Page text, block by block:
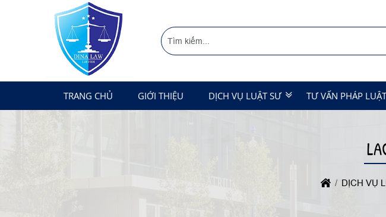
TRANG CHỦ GIỚI THIỆU DỊCH VỤ LUẬT SƯ TƯ VẤN PHÁP LUẬT
DỊCH VỤ